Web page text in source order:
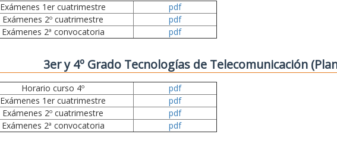
Exámenes 1er cuatrimestre
pdf
Exámenes 2º cuatrimestre
pdf
Exámenes 2ª convocatoria
pdf
3er y 4º Grado Tecnologías de Telecomunicación
Horario curso 4º
pdf
Exámenes 1er cuatrimestre
pdf
Exámenes 2º cuatrimestre
pdf
Exámenes 2ª convocatoria
pdf